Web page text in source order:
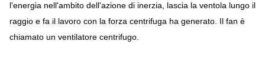
l'energia nell'ambito dell'azione di inerzia, lascia la ventola lungo il
raggio e fa il lavoro con la forza centrifuga ha generato. Il fan è
chiamato un ventilatore centrifugo.